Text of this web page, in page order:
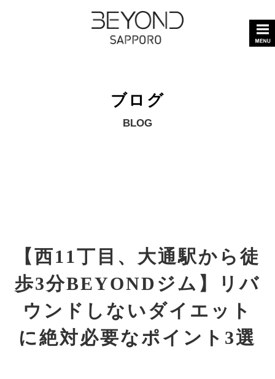
ブログ
BLOG
【西11丁目、大通駅から徒
歩3分BEYONDジム】リバ
ウンドしないダイエット
に絶対必要なポイント3選